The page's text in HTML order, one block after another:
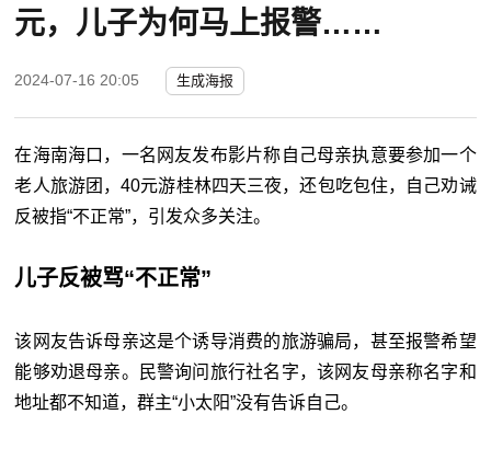
元，儿子为何马上报警……
2024-07-16 20:05 生成海报
在海南海口，一名网友发布影片称自己母亲执意要参加一个
老人旅游团，40元游桂林四天三夜，还包吃包住，自己劝诫
反被指“不正常”，引发众多关注。
儿子反被骂“不正常”
该网友告诉母亲这是个诱导消费的旅游骗局，甚至报警希望
能够劝退母亲。民警询问旅行社名字，该网友母亲称名字和
地址都不知道，群主“小太阳”没有告诉自己。